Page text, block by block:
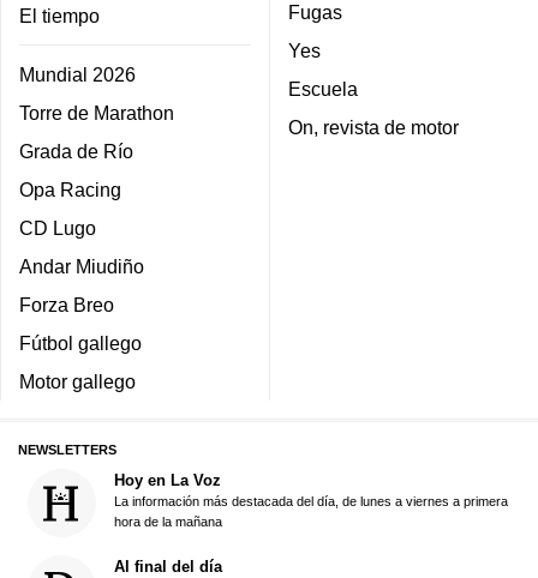
El tiempo
Mundial 2026
Torre de Marathon
Grada de Río
Opa Racing
CD Lugo
Andar Miudiño
Forza Breo
Fútbol gallego
Motor gallego
Fugas
Yes
Escuela
On, revista de motor
NEWSLETTERS
Hoy en La Voz
La información más destacada del día, de lunes a viernes a primera
hora de la mañana
Al final del día